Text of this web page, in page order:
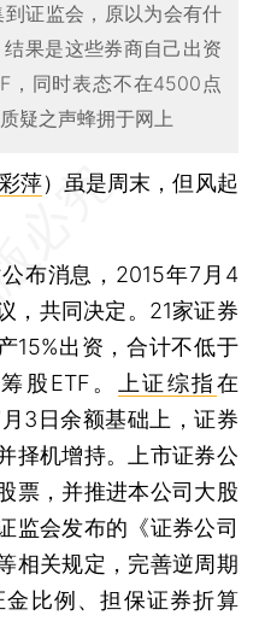
证监会，原以为会有什
果是这些券商自己出资
，同时表态不在4500点
疑之声蜂拥于网上
萍） 虽是周末，但风起
布消息，2015年7月4
，共同决定。21家证券
15%出资，合计不低于
股ETF。
上证综指在
3日余额基础上，证券
择机增持。上市证券公
票，并推进本公司大股
监会发布的《证券公司
相关规定，完善逆周期
比例、担保证券折算